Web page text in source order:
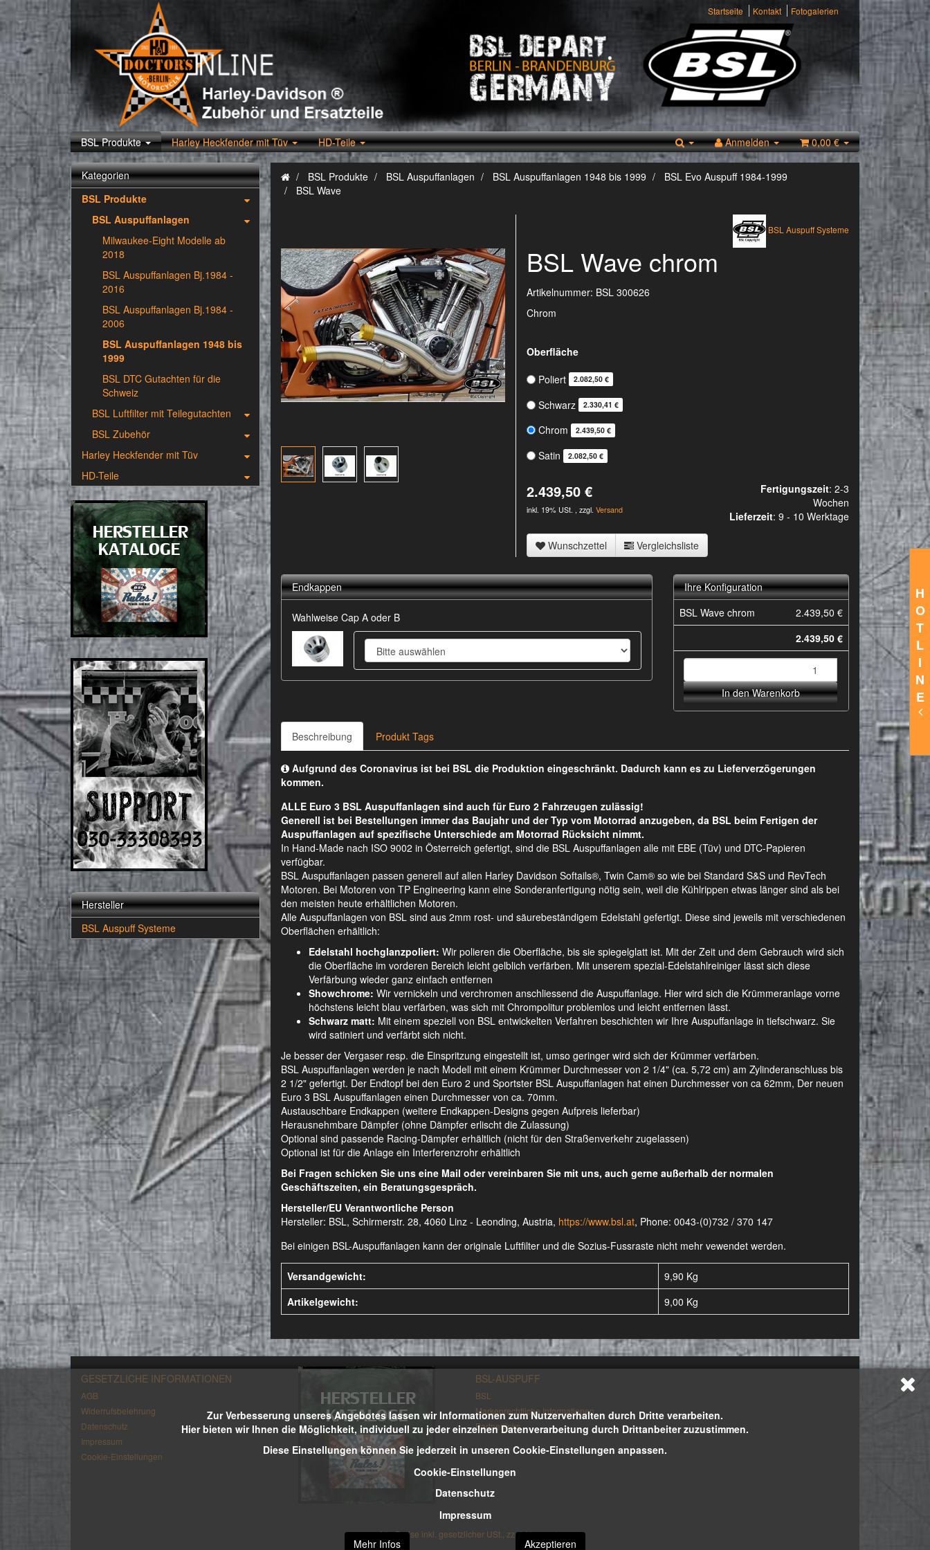
H
O
T
L
I
N
E
Startseite Kontakt Fotogalerien
BSL Produkte Harley Heckfender mit Tüv HD-Teile Anmelden 0,00 €
Zur Verbesserung unseres Angebotes lassen wir Informationen zum Nutzerverhalten durch Dritte verarbeiten.
Hier bieten wir Ihnen die Möglichkeit, individuell zu jeder einzelnen Datenverarbeitung durch Drittanbeiter zuzustimmen.
Diese Einstellungen können Sie jederzeit in unseren Cookie-Einstellungen anpassen.
Cookie-Einstellungen
Datenschutz
Impressum
Mehr Infos Akzeptieren
BSL Produkte BSL Auspuffanlagen BSL Auspuffanlagen 1948 bis 1999
BSL Evo Auspuff 1984-1999
BSL Wave
BSL Auspuff Systeme
BSL Wave chrom
Artikelnummer: BSL 300626
Chrom
Oberfläche
Poliert
2.082,50 €
Schwarz 2.330,41 €
Chrom 2.439,50 €
Satin 2.082,50 €
2.439,50 €
inkl. 19% USt. , zzgl.Versand
Fertigungszeit: 2-3
Wochen
Lieferzeit: 9 - 10 Werktage
Wunschzettel Vergleichsliste
Endkappen
Wahlweise Cap A oder B
Ihre Konfiguration
BSL Wave chrom
2.439,50 €
2.439,50 €
In den Warenkorb
Beschreibung Produkt Tags
Aufgrund des Coronavirus ist bei BSL die Produktion eingeschränkt. Dadurch kann es zu Lieferverzögerungen
kommen.
ALLE Euro 3 BSL Auspuffanlagen sind auch für Euro 2 Fahrzeugen zulässig!
Generell ist bei Bestellungen immer das Baujahr und der Typ vom Motorrad anzugeben, da BSL beim Fertigen der
Auspuffanlagen auf spezifische Unterschiede am Motorrad Rücksicht nimmt.
In Hand-Made nach ISO 9002 in Österreich gefertigt, sind die BSL Auspuffanlagen alle mit EBE (Tüv) und DTC-Papieren
verfügbar.
BSL Auspuffanlagen passen generell auf allen Harley Davidson Softails®, Twin Cam® so wie bei Standard S&S und RevTech
Motoren. Bei Motoren von TP Engineering kann eine Sonderanfertigung nötig sein, weil die Kühlrippen etwas länger sind als bei
den meisten heute erhältlichen Motoren.
Alle Auspuffanlagen von BSL sind aus 2mm rost- und säurebeständigem Edelstahl gefertigt. Diese sind jeweils mit verschiedenen
Oberflächen erhältlich:
Edelstahl hochglanzpoliert: Wir polieren die Oberfläche, bis sie spiegelglatt ist. Mit der Zeit und dem Gebrauch wird sich
die Oberfläche im vorderen Bereich leicht gelblich verfärben. Mit unserem spezial-Edelstahlreiniger lässt sich diese
Verfärbung wieder ganz einfach entfernen
Showchrome: Wir vernickeln und verchromen anschliessend die Auspuffanlage. Hier wird sich die Krümmeranlage vorne
höchstens leicht blau verfärben, was sich mit Chrompolitur problemlos und leicht entfernen lässt.
Schwarz matt: Mit einem speziell von BSL entwickelten Verfahren beschichten wir Ihre Auspuffanlage in tiefschwarz. Sie
wird satiniert und verfärbt sich nicht.
Je besser der Vergaser resp. die Einspritzung eingestellt ist, umso geringer wird sich der Krümmer verfärben.
BSL Auspuffanlagen werden je nach Modell mit einem Krümmer Durchmesser von 2 1/4" (ca. 5,72 cm) am Zylinderanschluss bis
2 1/2" gefertigt. Der Endtopf bei den Euro 2 und Sportster BSL Auspuffanlagen hat einen Durchmesser von ca 62mm, Der neuen
Euro 3 BSL Auspuffanlagen einen Durchmesser von ca. 70mm.
Austauschbare Endkappen (weitere Endkappen-Designs gegen Aufpreis lieferbar)
Herausnehmbare Dämpfer (ohne Dämpfer erlischt die Zulassung)
Optional sind passende Racing-Dämpfer erhältlich (nicht für den Straßenverkehr zugelassen)
Optional ist für die Anlage ein Interferenzrohr erhältlich
Bei Fragen schicken Sie uns eine Mail oder vereinbaren Sie mit uns, auch gerne außerhalb der normalen
Geschäftszeiten, ein Beratungsgespräch.
Hersteller/EU Verantwortliche Person
Hersteller: BSL, Schirmerstr. 28, 4060 Linz - Leonding, Austria, https://www.bsl.at, Phone: 0043-(0)732 / 370 147
Bei einigen BSL-Auspuffanlagen kann der originale Luftfilter und die Sozius-Fussraste nicht mehr vewendet werden.
Versandgewicht:
9,90 Kg
Artikelgewicht:
9,00 Kg
Kategorien
BSL Produkte
BSL Auspuffanlagen
Milwaukee-Eight Modelle ab
2018
BSL Auspuffanlagen Bj.1984 -
2016
BSL Auspuffanlagen Bj.1984 -
2006
BSL Auspuffanlagen 1948 bis
1999
BSL DTC Gutachten für die
Schweiz
BSL Luftfilter mit Teilegutachten
BSL Zubehör
Harley Heckfender mit Tüv
HD-Teile
Hersteller
BSL Auspuff Systeme
GESETZLICHE INFORMATIONEN
AGB
Widerrufsbelehrung
Datenschutz
Impressum
Cookie-Einstellungen
BSL-AUSPUFF
BSL
Markenrechtliche Informationen
Partnerlinks
*Alle Preise inkl. gesetzlicher USt., zzgl.Versand